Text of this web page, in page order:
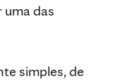
das
simples, de